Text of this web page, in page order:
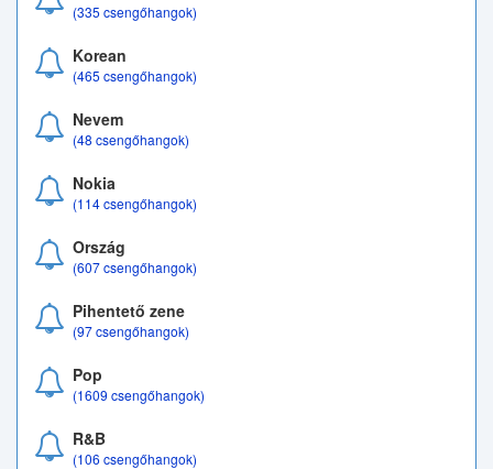
(335 csengőhangok)
Korean
(465 csengőhangok)
Nevem
(48 csengőhangok)
Nokia
(114 csengőhangok)
Ország
(607 csengőhangok)
Pihentető zene
(97 csengőhangok)
Pop
(1609 csengőhangok)
R&B
(106 csengőhangok)